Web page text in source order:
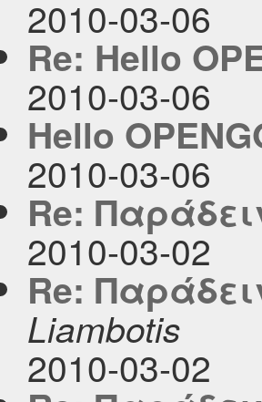
2010-03-06
Re: Hello
2010-03-06
Hello
2010-03-06
Re:
2010-03-02
Re:
Liambotis
2010-03-02